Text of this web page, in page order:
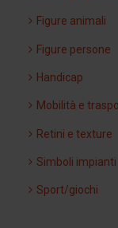
Figure animali
Figure persone
Handicap
Mobilità e
Retini e texture
Simboli impianti
Sport/giochi